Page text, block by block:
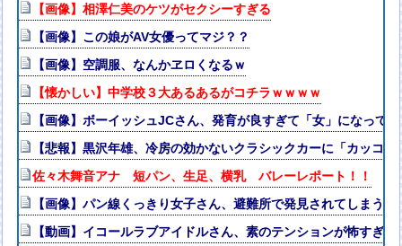
【画像】相澤仁美のケツがセクシーすぎる
【画像】この娘がAV女優ってマジ？？
【画像】空調服、なんかヱロくなるｗ
【懐かしい】中学校３大あるあるがコチラｗｗｗｗ
【画像】ボーイッシュJCさん、発育が良すぎて「女」になって
【悲報】黒沢年雄、冷房の効かないクラシックカーに「カッコ
佐々木舞音アナ 短パン、生足、横乳 バレーレポート！！
【画像】パン線くっきり女子さん、避難所で発見されてしまう
【動画】イコールラブアイドルさん、素のテンションが怖すぎる